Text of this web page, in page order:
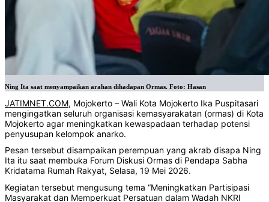
Ning Ita saat menyampaikan arahan dihadapan Ormas. Foto: Hasan
JATIMNET.COM, Mojokerto – Wali Kota Mojokerto Ika Puspitasari
mengingatkan seluruh organisasi kemasyarakatan (ormas) di Kota
Mojokerto agar meningkatkan kewaspadaan terhadap potensi
penyusupan kelompok anarko.
Pesan tersebut disampaikan perempuan yang akrab disapa Ning
Ita itu saat membuka Forum Diskusi Ormas di Pendapa Sabha
Kridatama Rumah Rakyat, Selasa, 19 Mei 2026.
Kegiatan tersebut mengusung tema “Meningkatkan Partisipasi
Masyarakat dan Memperkuat Persatuan dalam Wadah NKRI